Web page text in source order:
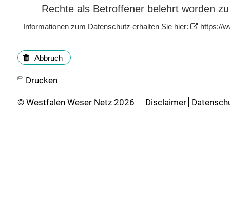
Rechte als Betroffener belehrt worden
Informationen zum Datenschutz erhalten Sie hier: https://
Abbruch
Drucken
©Westfalen Weser Netz2026 Disclaimer